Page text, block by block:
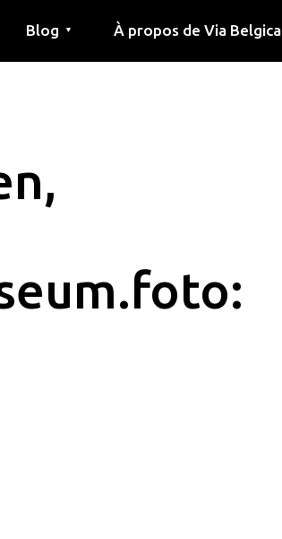
Blog ▼ À propos de Via Belgica